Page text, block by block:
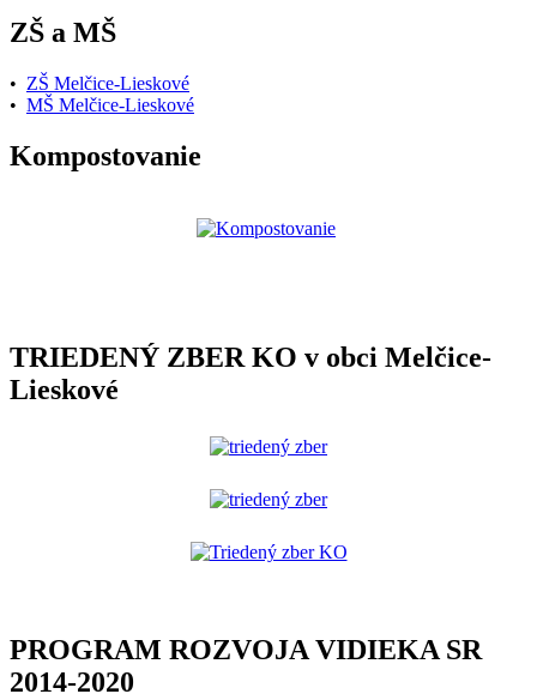
ZŠ a MŠ
• ZŠ Melčice-Lieskové
• MŠ Melčice-Lieskové
Kompostovanie
TRIEDENÝ ZBER KO v obci Melčice-
Lieskové
PROGRAM ROZVOJA VIDIEKA SR
2014-2020